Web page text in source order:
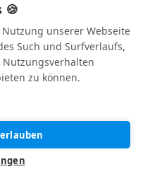
🍪
unserer Webseite
Such und Surfverlaufs,
zu können.
Podologen
PsychotherapeutInnen
Sonderangebote
Für logopädieaustria Mitglieder
Für OEGO Mitglieder